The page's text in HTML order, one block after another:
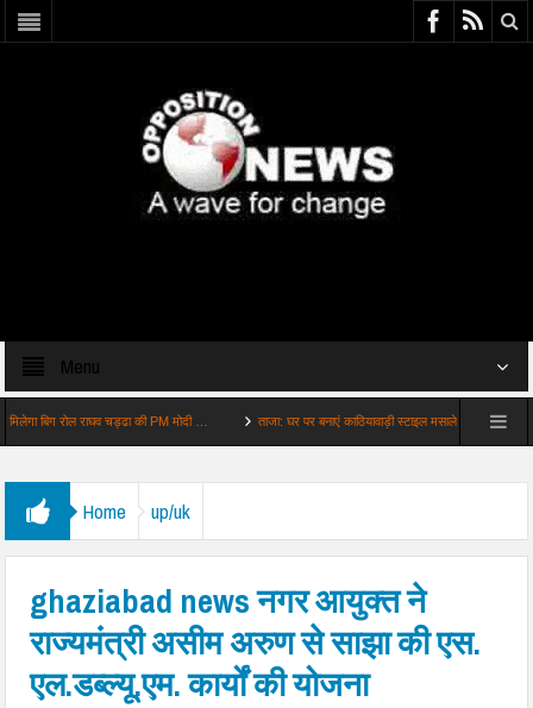
Menu
रोल राघव चड्ढा की PM मोदी … ताजा: घर पर बनाएं काठियावाड़ी स्टाइल मसालेदार भिंडी आसान …
Home up/uk
ghaziabad news नगर आयुक्त ने
राज्यमंत्री असीम अरुण से साझा की एस.
एल.डब्ल्यू.एम. कार्यों की योजना